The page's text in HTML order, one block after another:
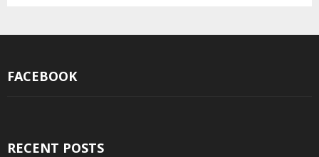
FACEBOOK
RECENT POSTS